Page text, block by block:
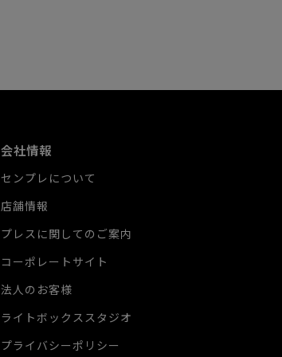
会社情報
センプレについて
店舗情報
プレスに関してのご案内
コーポレートサイト
法人のお客様
ライトボックススタジオ
プライバシーポリシー